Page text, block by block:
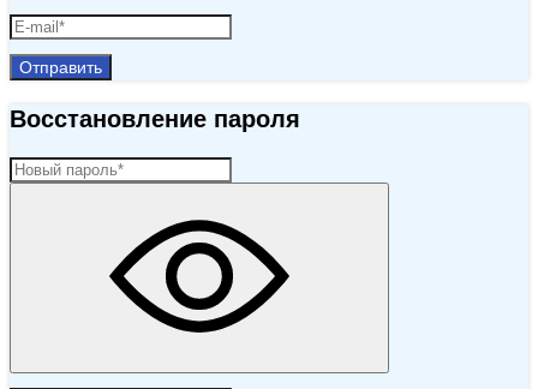
Отправить
Восстановление пароля